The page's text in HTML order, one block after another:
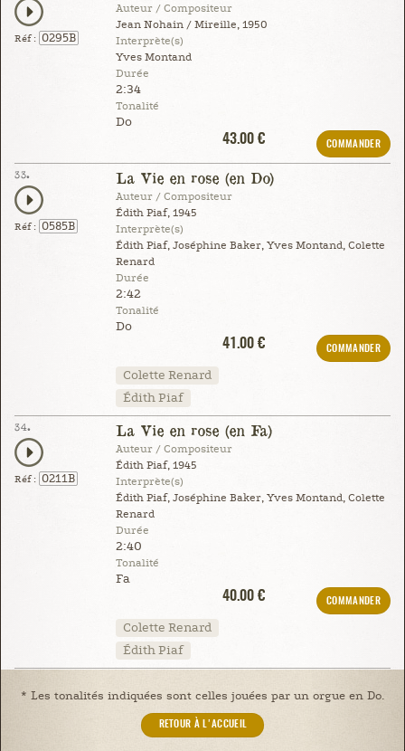
Réf : 0295B
Auteur / Compositeur
Jean Nohain / Mireille, 1950
Interprète(s)
Yves Montand
Durée
2:34
Tonalité
Do
43.00 €
COMMANDER
33.
Réf : 0585B
La Vie en rose (en Do)
Auteur / Compositeur
Édith Piaf, 1945
Interprète(s)
Édith Piaf, Joséphine Baker, Yves Montand, Colette
Renard
Durée
2:42
Tonalité
Do
41.00 €
COMMANDER
Colette Renard
Édith Piaf
34.
Réf : 0211B
La Vie en rose (en Fa)
Auteur / Compositeur
Édith Piaf, 1945
Interprète(s)
Édith Piaf, Joséphine Baker, Yves Montand, Colette
Renard
Durée
2:40
Tonalité
Fa
40.00 €
COMMANDER
Colette Renard
Édith Piaf
* Les tonalités indiquées sont celles jouées par un orgue en Do.
RETOUR À L'ACCUEIL